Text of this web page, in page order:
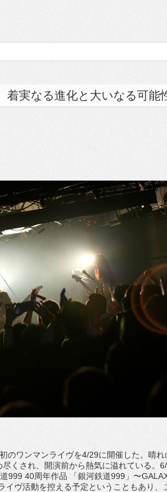
実なる進化と大いなる可能
のワンマンライヴを4/29に開催した。晴れ
くされ、開演前から熱気に溢れている。
999 40周年作品 「銀河鉄道999」〜
イヴ活動を控える予定ということもあり、